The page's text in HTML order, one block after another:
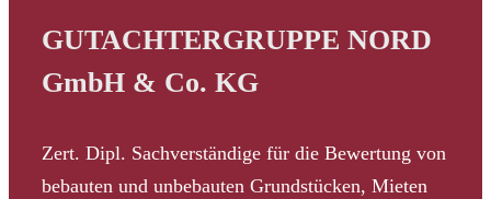
GUTACHTERGRUPPE NORD
GmbH & Co. KG
Zert. Dipl. Sachverständige für die Bewertung von
bebauten und unbebauten Grundstücken, Mieten